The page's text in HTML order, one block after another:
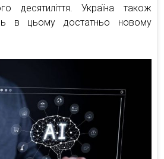
десятиліття. Україна також
в цьому достатньо новому